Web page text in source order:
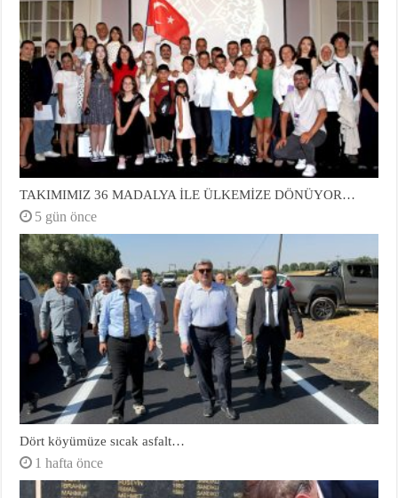
TAKIMIMIZ 36 MADALYA İLE ÜLKEMİZE DÖNÜYOR…
5 gün önce
Dört köyümüze sıcak asfalt…
1 hafta önce